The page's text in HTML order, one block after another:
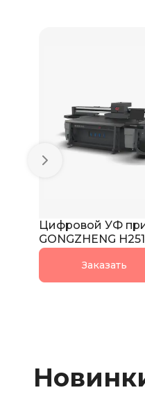
Цифровой УФ
GONGZHENG
Заказать